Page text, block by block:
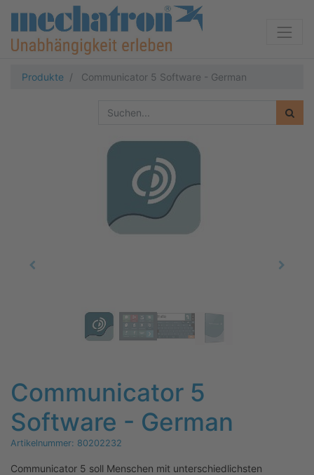
Produkte Communicator 5 Software - German
Communicator 5
Software - German
Artikelnummer: 80202232
Communicator 5 soll Menschen mit unterschiedlichsten